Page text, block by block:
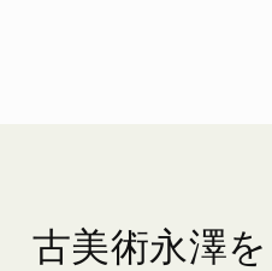
古美術永澤